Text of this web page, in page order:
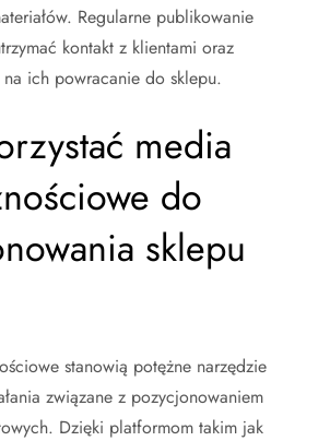
Regularne publikowanie
kontakt z klientami oraz
na ich powracanie do sklepu.
media
do
sklepu
stanowią potężne narzędzie
związane z pozycjonowaniem
Dzięki platformom takim jak